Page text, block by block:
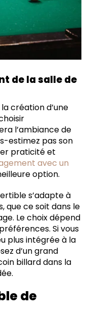
de la salle de
création d’une
l’ambiance de
estimez pas son
praticité et
avec un
option.
s’adapte à
que ce soit dans le
Le choix dépend
Si vous
plus intégrée à la
d’un grand
billard dans la
de